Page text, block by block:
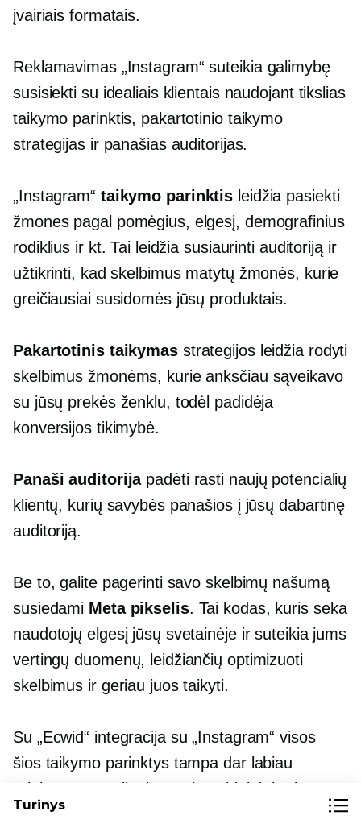
įvairiais formatais.
Reklamavimas „Instagram“ suteikia galimybę
susisiekti su idealiais klientais naudojant tikslias
taikymo parinktis, pakartotinio taikymo
strategijas ir panašias auditorijas.
„Instagram“ taikymo parinktis leidžia pasiekti
žmones pagal pomėgius, elgesį, demografinius
rodiklius ir kt. Tai leidžia susiaurinti auditoriją ir
užtikrinti, kad skelbimus matytų žmonės, kurie
greičiausiai susidomės jūsų produktais.
Pakartotinis taikymasstrategijos leidžia rodyti
skelbimus žmonėms, kurie anksčiau sąveikavo
su jūsų prekės ženklu, todėl padidėja
konversijos tikimybė.
Panaši auditorijapadėti rasti naujų potencialių
klientų, kurių savybės panašios į jūsų dabartinę
auditoriją.
Be to, galite pagerinti savo skelbimų našumą
susiedami Meta pikselis. Tai kodas, kuris seka
naudotojų elgesį jūsų svetainėje ir suteikia jums
vertingų duomenų, leidžiančių optimizuoti
skelbimus ir geriau juos taikyti.
Su „Ecwid“ integracija su „Instagram“ visos
šios taikymo parinktys tampa dar labiau
prieinamos. Galite lengvai pasirinkti, kuriuos
produktus reklamuoti Instagram tinkle ir
Turinys